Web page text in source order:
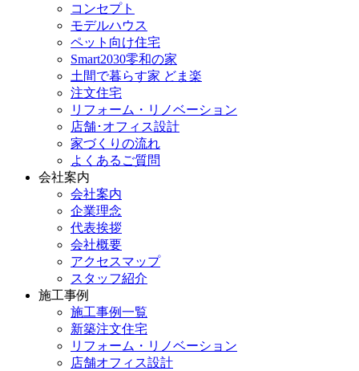
コンセプト
モデルハウス
ペット向け住宅
Smart2030零和の家
土間で暮らす家 どま楽
注文住宅
リフォーム・リノベーション
店舗･オフィス設計
家づくりの流れ
よくあるご質問
会社案内
会社案内
企業理念
代表挨拶
会社概要
アクセスマップ
スタッフ紹介
施工事例
施工事例一覧
新築注文住宅
リフォーム・リノベーション
店舗オフィス設計